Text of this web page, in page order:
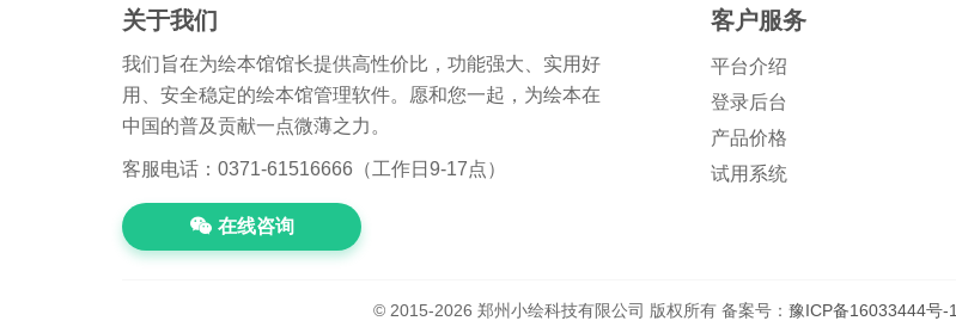
关于我们
我们旨在为绘本馆馆长提供高性价比，功能强大、实用好
用、安全稳定的绘本馆管理软件。愿和您一起，为绘本在
中国的普及贡献一点微薄之力。
客服电话：0371-61516666（工作日9-17点）
在线咨询
客户服务
平台介绍
登录后台
产品价格
试用系统
© 2015-2026 郑州小绘科技有限公司 版权所有 备案号： 豫ICP备16033444号-1